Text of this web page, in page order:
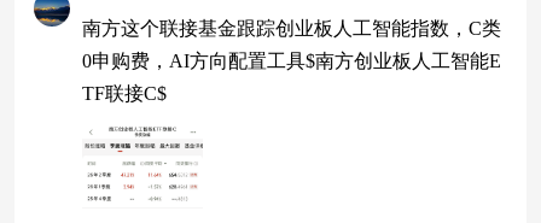
南方这个联接基金跟踪创业板人工智能指数，C类
0申购费，AI方向配置工具$南方创业板人工智能E
TF联接C$